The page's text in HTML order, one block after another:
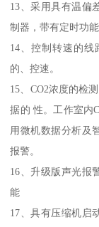
13、采用具有温偏
制器，带有定时功能
14、控制转速的
的、控速。
15、CO2浓度的检
据的 性。工作室内
用微机数据分析及
报警。
16、升级版声光报
能
17、具有压缩机启